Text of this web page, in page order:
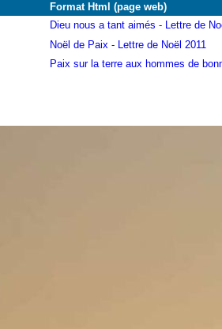
Format Html (page web)
Dieu nous a tant aimés - Lettre de
Noël de Paix - Lettre de Noël 2011
Paix sur la terre aux hommes de